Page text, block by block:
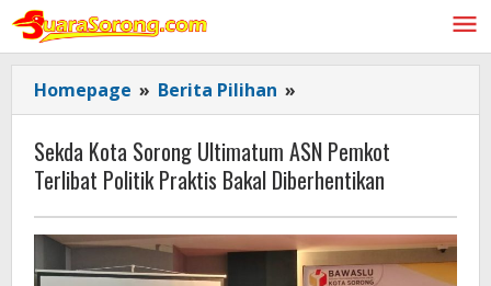
Lewati
konten
Homepage » Berita Pilihan »
Kota
Sorong
Ultimatum
ASN
Pemkot
Terlibat
Politik
Sekda Kota Sorong Ultimatum ASN Pemkot
Terlibat Politik Praktis Bakal Diberhentikan